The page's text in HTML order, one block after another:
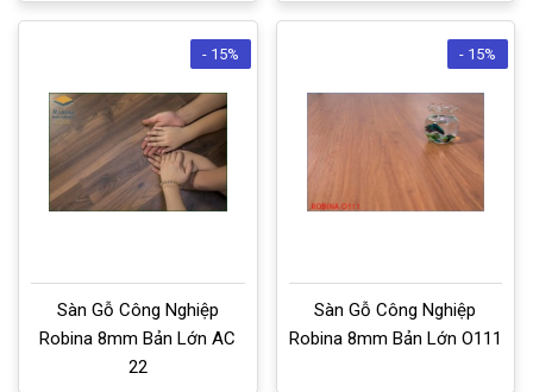
- 15%
Sàn Gỗ Công Nghiệp
Robina 8mm Bản Lớn AC
22
- 15%
Sàn Gỗ Công Nghiệp
Robina 8mm Bản Lớn O111